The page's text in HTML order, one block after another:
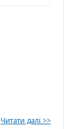
Читати далі >>